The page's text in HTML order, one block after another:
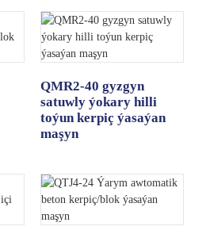
QMR2-40 gyzgyn
satuwly ýokary hilli
toýun kerpiç ýasaýan
maşyn